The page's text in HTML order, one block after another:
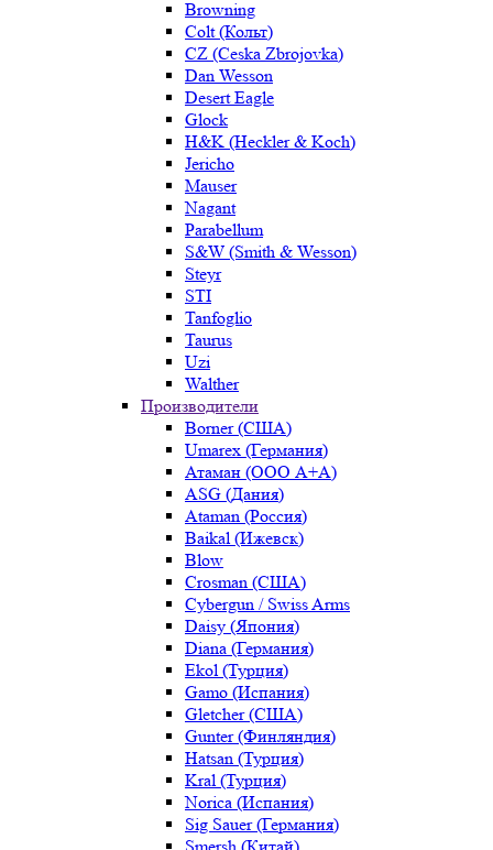
Browning
Colt (Кольт)
CZ (Ceska Zbrojovka)
Dan Wesson
Desert Eagle
Glock
H&K (Heckler & Koch)
Jericho
Mauser
Nagant
Parabellum
S&W (Smith & Wesson)
Steyr
STI
Tanfoglio
Taurus
Uzi
Walther
Производители
Borner (США)
Umarex (Германия)
Атаман (ООО А+А)
ASG (Дания)
Ataman (Россия)
Baikal (Ижевск)
Blow
Crosman (США)
Cybergun / Swiss Arms
Daisy (Япония)
Diana (Германия)
Ekol (Турция)
Gamo (Испания)
Gletcher (США)
Gunter (Финляндия)
Hatsan (Турция)
Kral (Турция)
Norica (Испания)
Sig Sauer (Германия)